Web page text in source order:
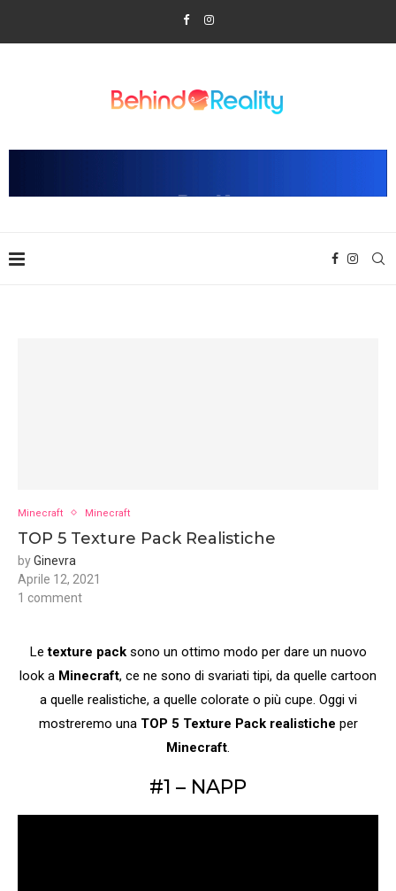
Minecraft Minecraft
TOP 5 Texture Pack Realistiche
byGinevra
Aprile 12, 2021
1 comment
Letexture packsono un ottimo modo per dare un nuovo
look a Minecraft, ce ne sono di svariati tipi, da quelle cartoon
a quelle realistiche, a quelle colorate o più cupe. Oggi vi
mostreremo una TOP 5 Texture Pack realistiche per
Minecraft.
#1 – NAPP